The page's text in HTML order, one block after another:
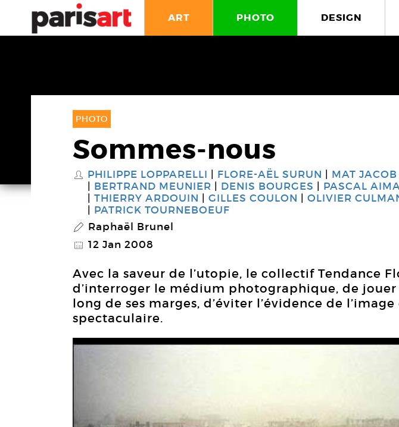
ART PHOTO DESIGN
PHOTO
Sommes-nous
S PHILIPPE LOPPARELLI FLORE-AËL SURUN
MAT JACOB
BERTRAND MEUNIER
DENIS BOURGES
PASCAL
THIERRY ARDOUIN
GILLES COULON OLIVIER
PATRICK TOURNEBOEUF
P Raphaël Brunel
@ 12 Jan 2008
Avec la saveur de l’utopie, le collectif Tendance
d’interroger le médium photographique, de
long de ses marges, d’éviter l’évidence de
spectaculaire.